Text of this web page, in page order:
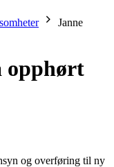
Janne
opphørt
og overføring til ny